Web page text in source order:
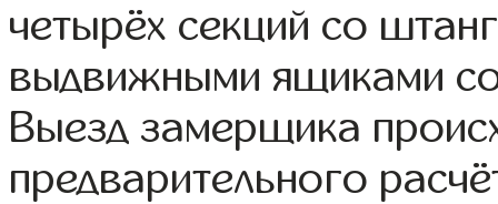
четырёх секций со
выдвижными ящиками
Выезд замерщика
предварительного